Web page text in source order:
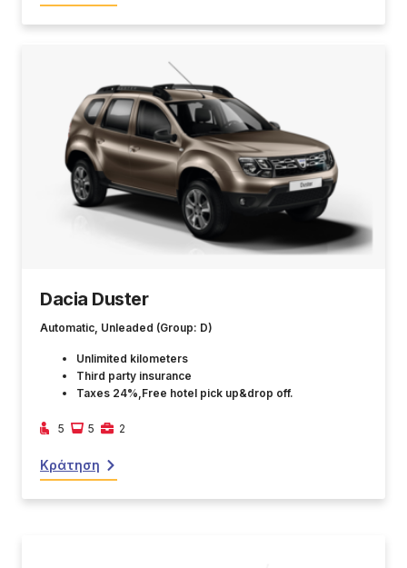
Dacia Duster
Automatic, Unleaded (Group: D)
Unlimited kilometers
Third party insurance
Taxes 24%,Free hotel pick up&drop off.
5 5 2
Κράτηση